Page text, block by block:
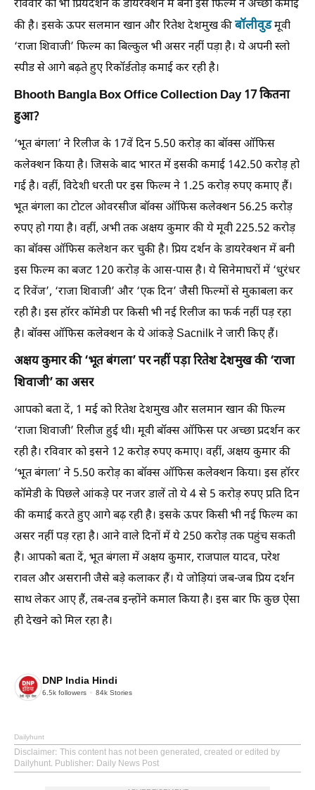
रविवार को भी प्रियदर्शन के डायरेक्शन में बनी इस फिल्म ने अच्छी कमाई
की है। इसके ऊपर सलमान खान और रितेश देशमुख कीबॉलीवुडमूवी
‘राजा शिवाजी’ फिल्म का बिल्कुल भी असर नहीं पड़ा है। ये अपनी स्लो
स्पीड से आगे बढ़ते हुए रिकॉर्डतोड़ कमाई कर रही है।
Bhooth Bangla Box Office Collection Day 17 कितना
हुआ?
‘भूत बंगला’ ने रिलीज के 17वें दिन 5.50 करोड़ का बॉक्स ऑफिस
कलेक्शन किया है। जिसके बाद भारत में इसकी कमाई 142.50 करोड़ हो
गई है। वहीं, विदेशी धरती पर इस फिल्म ने 1.25 करोड़ रुपए कमाए हैं।
भूत बंगला का टोटल ओवरसीज बॉक्स ऑफिस कलेक्शन 56.25 करोड़
रुपए हो गया है। वहीं, अभी तक अक्षय कुमार की ये मूवी 225.52 करोड़
का बॉक्स ऑफिस कलेशन कर चुकी है। प्रिय दर्शन के डायरेक्शन में बनी
इस फिल्म का बजट 120 करोड़ के आस-पास है। ये सिनेमाघरों में ‘धुरंधर
द रिवेंज’, ‘राजा शिवाजी’ और ‘एक दिन’ जैसी फिल्मों से मुकाबला कर
रही है। इस हॉरर कॉमेडी पर किसी भी नई रिलीज का फर्क नहीं पड़ रहा
है। बॉक्स ऑफिस कलेक्शन के ये आंकड़े Sacnilk ने जारी किए हैं।
अक्षय कुमार की ‘भूत बंगला’ पर नहीं पड़ा रितेश देशमुख की ‘राजा
शिवाजी’ का असर
आपको बता दें, 1 मई को रितेश देशमुख और सलमान खान की फिल्म
‘राजा शिवाजी’ रिलीज हुई थी। मूवी बॉक्स ऑफिस पर अच्छा प्रदर्शन कर
रही है। रविवार को इसने 12 करोड़ रुपए कमाए। वहीं, अक्षय कुमार की
‘भूत बंगला’ ने 5.50 करोड़ का बॉक्स ऑफिस कलेक्शन किया। इस हॉरर
कॉमेडी के पिछले आंकड़े पर नजर डालें तो ये 4 से 5 करोड़ रुपए प्रति दिन
की कमाई करते हुए आगे बढ़ रही है। इसके ऊपर किसी भी नई फिल्म का
असर नहीं पड़ रहा है। आने वाले दिनों में ये 250 करोड़ तक पहुंच सकती
है। आपको बता दें, भूत बंगला में अक्षय कुमार, राजपाल यादव, परेश
रावल और असरानी जैसे बड़े कलाकर हैं। ये जोड़ियां जब-जब प्रिय दर्शन
साथ लेकर आए हैं, तब-तब इन्होंने कमाल किया है। इस बार फि कुछ ऐसा
ही देखने को मिल रहा है।
DNP India Hindi
6.5k followers 84k Stories
Dailyhunt
Disclaimer: This content has not been generated, created or edited by
Dailyhunt. Publisher: Daily News Post